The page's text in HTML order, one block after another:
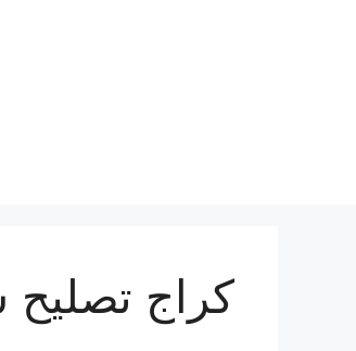
كراج تصليح